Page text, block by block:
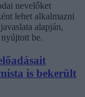
nevelőket
lehet alkalmazni
alapján,
be.
is bekerült